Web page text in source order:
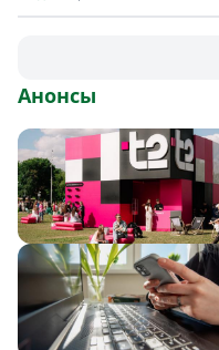
Анонсы